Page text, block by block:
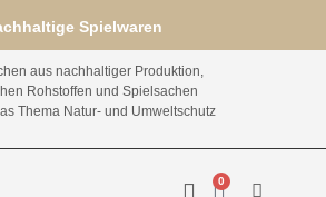
Spielwaren
aus nachhaltiger Produktion,
Rohstoffen und Spielsachen
Thema Natur- und Umweltschutz
0